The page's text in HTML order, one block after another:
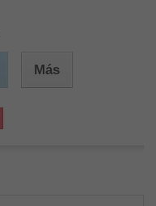
Más